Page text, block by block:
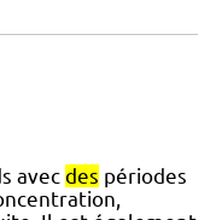
avec des périodes